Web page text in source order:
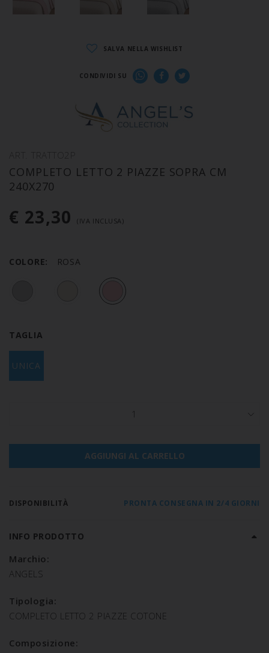
SALVA NELLA WISHLIST
CONDIVIDI SU
COMPLETO LETTO 2 PIAZZE SOPRA CM
240X270
€ 23,30 (IVA INCLUSA)
COLORE: ROSA
TAGLIA
UNICA
1
AGGIUNGI AL CARRELLO
DISPONIBILITÀ PRONTA CONSEGNA IN 2/4 GIORNI
INFO PRODOTTO
Marchio:
ANGELS
Tipologia:
COMPLETO LETTO 2 PIAZZE COTONE
Composizione: